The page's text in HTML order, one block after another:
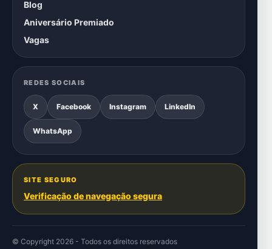
Blog
Aniversário Premiado
Vagas
REDES SOCIAIS
X Facebook Instagram LinkedIn
WhatsApp
SITE SEGURO
Verificação de navegação segura
© Copyright 2026 - Todos os direitos reservados